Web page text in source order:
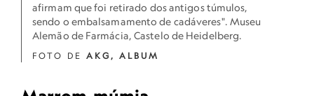
afirmam que foi retirado dos antigos túmulos,
sendo o embalsamamento de cadáveres". Museu
Alemão de Farmácia, Castelo de Heidelberg.
FOTO DE AKG, ALBUM